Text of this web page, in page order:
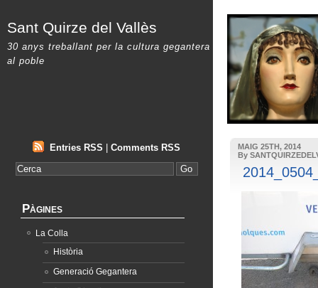
MAIG 25TH, 2014
By
Sant Quirze del Vallès
30 anys treballant per la cultura gegantera
al poble
Entries RSS Comments RSS
Pàgines
La Colla
Història
Generació Gegantera